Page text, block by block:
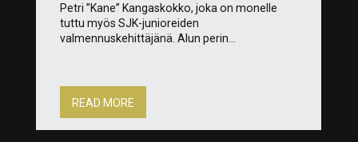
Petri ”Kane” Kangaskokko, joka on monelle
tuttu myös SJK-junioreiden
valmennuskehittäjänä. Alun perin...
READ MORE